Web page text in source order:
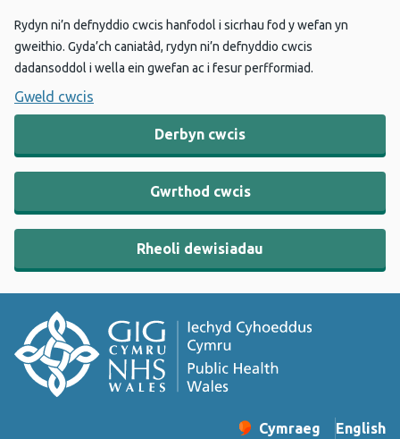
Rydyn ni’n defnyddio cwcis hanfodol i sicrhau fod y wefan yn
gweithio. Gyda’ch caniatâd, rydyn ni’n defnyddio cwcis
dadansoddol i wella ein gwefan ac i fesur perfformiad.
Gweld cwcis
Derbyn cwcis
Gwrthod cwcis
Rheoli dewisiadau
Cymraeg English
–